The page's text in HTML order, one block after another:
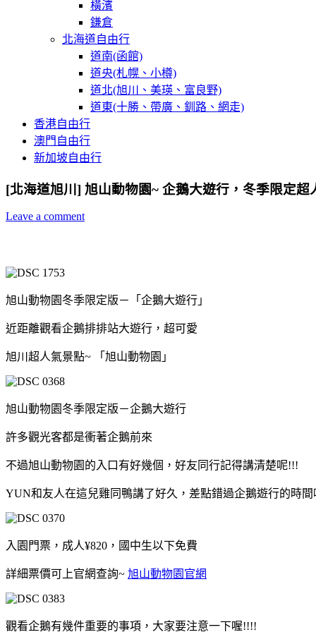
橫濱
鎌倉
北海道自由行
道南(函館)
道央(札幌、小樽)
道北(旭川、美瑛、富良野)
道東(十勝、帶廣、釧路、網走)
香港自由行
澳門自由行
新加坡自由行
[北海道旭川] 旭山動物園~ 企鵝大遊行，冬季限定超
Leave a comment
旭山動物園冬季限定版－「企鵝大遊行」
近距離觀看企鵝排排站大遊行，超可愛
旭川超人氣景點~ 「旭山動物園」
旭山動物園冬季限定版－企鵝大遊行
許多觀光客都是衝著企鵝前來
不過旭山動物園的入口有好幾個，好友同行記得講清楚呢!!!
YUN和友人在這兒雞同鴨講了好久，差點錯過企鵝遊行的時間
入園門票，成人¥820，國中生以下免費
詳細票價可上官網查詢~ 旭山動物園官網
觀看企鵝有幾件重要的事項，大家要注意一下喔!!!!